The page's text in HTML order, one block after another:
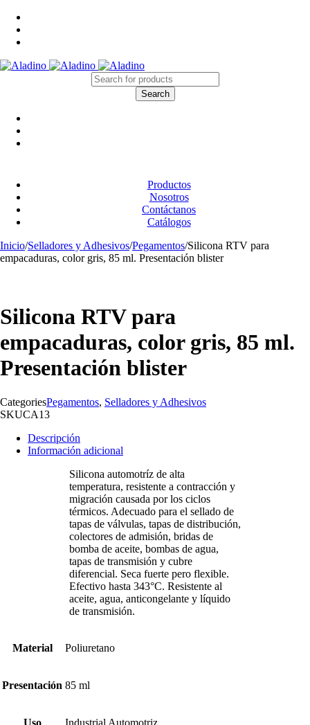
Productos
Nosotros
Contáctanos
Catálogos
Inicio/Selladores y Adhesivos/Pegamentos/Silicona RTV para
empacaduras, color gris, 85 ml. Presentación blister
Silicona RTV para
empacaduras, color gris, 85 ml.
Presentación blister
CategoriesPegamentos, Selladores y Adhesivos
SKUCA13
Descripción
Información adicional
Silicona automotríz de alta
temperatura, resistente a contracción y
migración causada por los ciclos
térmicos. Adecuado para el sellado de
tapas de válvulas, tapas de distribución,
colectores de admisión, bridas de
bomba de aceite, bombas de agua,
tapas de transmisión y cubre
diferencial. Seca fuerte pero flexible.
Efectivo hasta 343°C. Resistente al
aceite, agua, anticongelante y líquido
de transmisión.
Material Poliuretano
Presentación 85 ml
Uso Industrial Automotriz